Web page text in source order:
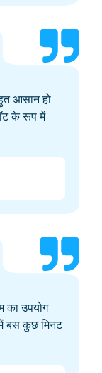
आसान हो
के रूप में
का उपयोग
बस कुछ मिनट